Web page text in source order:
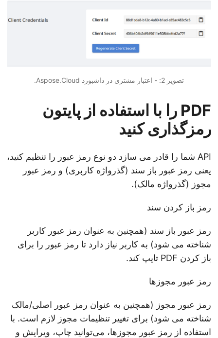
تصویر 2: - اعتبار مشتری در داشبورد Aspose.Cloud.
PDF را با استفاده از پایتون
رمزگذاری کنید
API شما را قادر می سازد دو نوع رمز عبور را تنظیم کنید،
یعنی رمز عبور باز سند (گذرواژه کاربری) و رمز عبور
مجوز (گذرواژه مالک).
رمز باز کردن سند
رمز عبور باز سند (همچنین به عنوان رمز عبور کاربر
شناخته می شود) به کاربر نیاز دارد تا رمز عبور را برای
باز کردن PDF تایپ کند.
رمز عبور مجوزها
رمز عبور مجوز (همچنین به عنوان رمز عبور اصلی/مالک
شناخته می شود) برای تغییر تنظیمات مجوز لازم است. با
استفاده از رمز عبور مجوزها، می‌توانید چاپ، ویرایش و